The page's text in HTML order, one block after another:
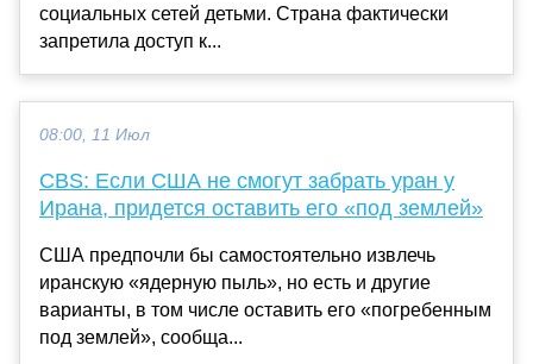
социальных сетей детьми. Страна фактически
запретила доступ к...
08:00, 11 Июл
CBS: Если США не смогут забрать уран у
Ирана, придется оставить его «под землей»
США предпочли бы самостоятельно извлечь
иранскую «ядерную пыль», но есть и другие
варианты, в том числе оставить его «погребенным
под землей», сообща...